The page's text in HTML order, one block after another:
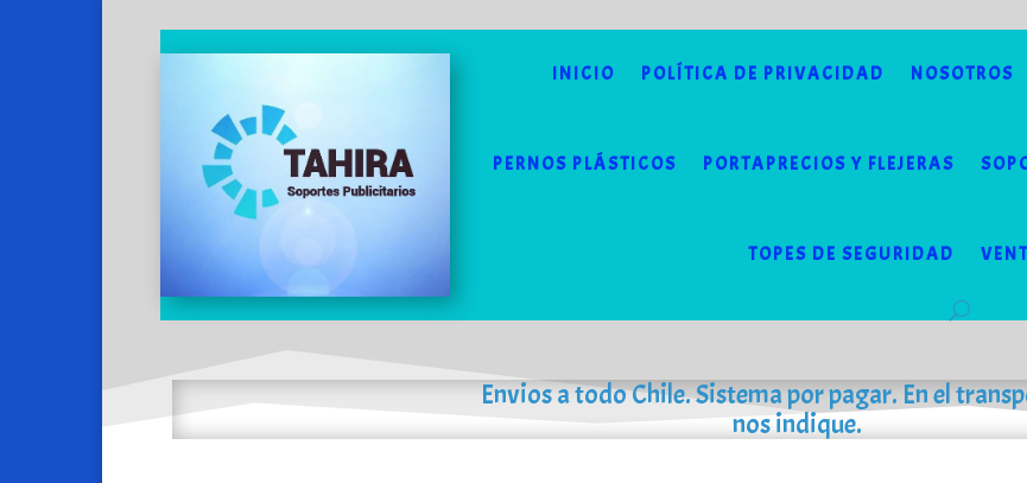
INICIO POLÍTICA DE PRIVACIDAD NOSOTROS
PERNOS PLÁSTICOS PORTAPRECIOS Y FLEJERAS
TOPES DE SEGURIDAD
Envios a todo Chile. Sistema por pagar. En el
nos indique.